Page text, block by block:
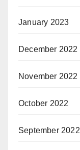
January 2023
December 2022
November 2022
October 2022
September 2022